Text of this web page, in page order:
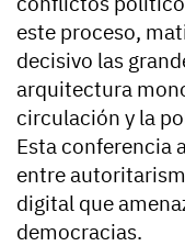
este proceso,
decisivo las
arquitectura
circulación y la
Esta conferencia
entre
digital que
democracias.